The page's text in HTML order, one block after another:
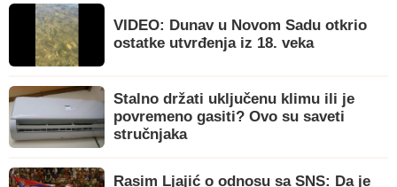
VIDEO: Dunav u Novom Sadu otkrio
ostatke utvrđenja iz 18. veka
Stalno držati uključenu klimu ili je
povremeno gasiti? Ovo su saveti
stručnjaka
Rasim Ljajić o odnosu sa SNS: Da je